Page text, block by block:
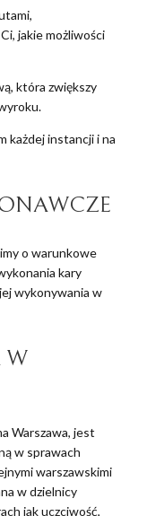
jakie możliwości
która zwiększy
każdej instancji i na
o warunkowe
kary
wykonywania w
W
Warszawa, jest
w sprawach
warszawskimi
w dzielnicy
jak uczciwość,